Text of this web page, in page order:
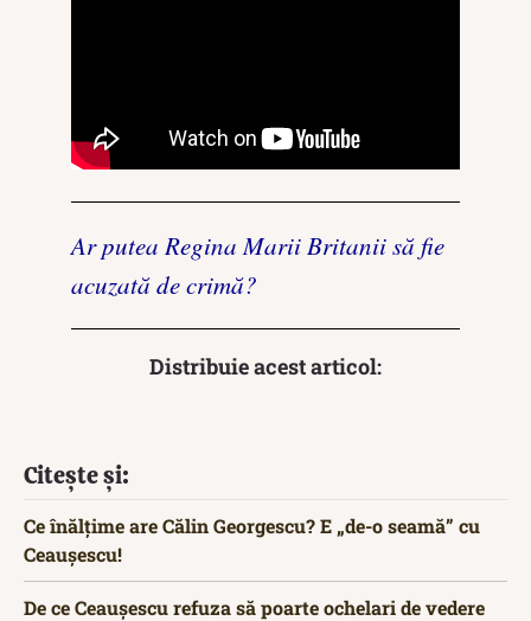
Ar putea Regina Marii Britanii să fie
acuzată de crimă?
Distribuie acest articol:
Citește și:
Ce înălțime are Călin Georgescu? E „de-o seamă” cu
Ceaușescu!
De ce Ceaușescu refuza să poarte ochelari de vedere